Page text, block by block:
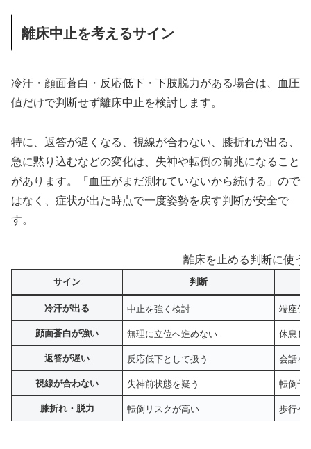
離床中止を考えるサイン
冷汗・顔面蒼白・反応低下・下肢脱力がある場合は、血圧
値だけで判断せず離床中止を検討します。
特に、返答が遅くなる、視線が合わない、膝折れが出る、
急に黙り込むなどの変化は、失神や転倒の前兆になること
があります。「血圧がまだ測れていないから続ける」ので
はなく、症状が出た時点で一度姿勢を戻す判断が安全で
す。
離床を止める判断に使う
サイン 判断
冷汗が出る 中止を強く検討 端座位
顔面蒼白が強い 無理に立位へ進めない 休息し
返答が遅い 反応低下として扱う 会話を
視線が合わない 失神前状態を疑う 転倒予
膝折れ・脱力 転倒リスクが高い 歩行や